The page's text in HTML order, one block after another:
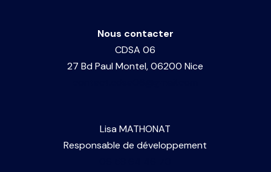
Nous contacter
CDSA 06
27 Bd Paul Montel, 06200 Nice
Lisa MATHONAT
Responsable de développement